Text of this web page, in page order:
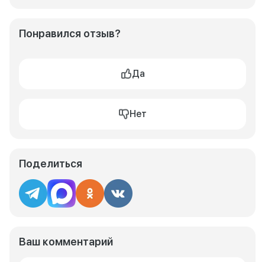
Понравился отзыв?
Да
Нет
Поделиться
Ваш комментарий